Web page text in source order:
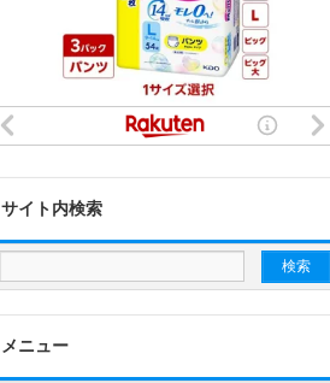
サイト内検索
メニュー